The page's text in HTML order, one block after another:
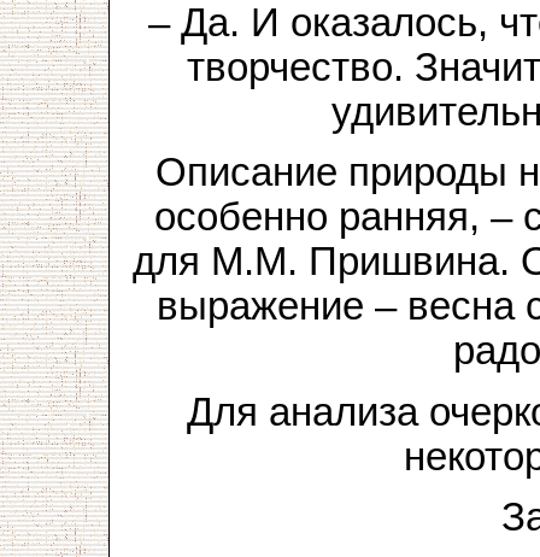
– Да. И оказалось,
творчество.
Описание природы
особенно ранняя, –
для М.М. Пришвина.
выражение – весна
Для анализа